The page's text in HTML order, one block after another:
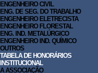
ENGENHEIRO CIVIL
ENG. DE SEG. DO TRABALHO
ENGENHEIRO ELETRECISTA
ENGENHEIRO FLORESTAL
ENG. IND. METALÚRGICO
ENGENHEIRO IND. QUÍMICO
OUTROS
TABELA DE HONORÁRIOS
INSTITUCIONAL
A ASSOCIAÇÃO